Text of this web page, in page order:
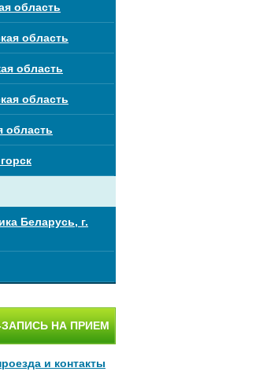
область
область
область
область
область
Беларусь, г.
НА ПРИЕМ
и контакты